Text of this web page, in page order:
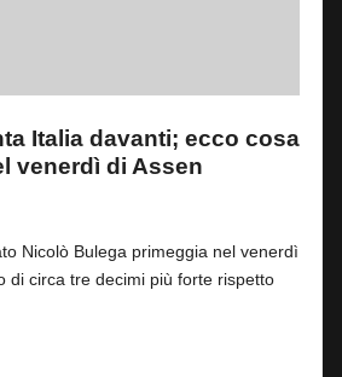
Italia davanti; ecco cosa
venerdì di Assen
Nicolò Bulega primeggia nel venerdì
di circa tre decimi più forte rispetto